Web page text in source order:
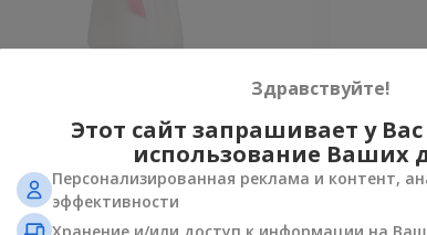
"Утро в Спечли"
наличии Уточнить
Букет
Нет в
Здравствуйте!
Этот сайт запрашивает у Вас
использование Ваших
Персонализированная реклама и контент,
эффективности
Хранение и/или доступ к информации на